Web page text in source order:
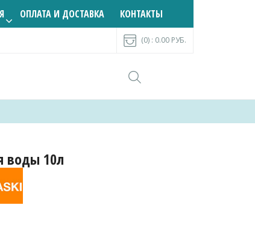
ОПЛАТА И ДОСТАВКА КОНТАКТЫ
(0) : 0.00 РУБ.
воды 10л